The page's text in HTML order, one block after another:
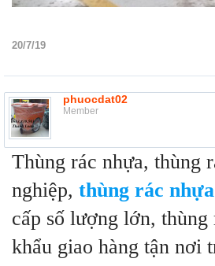
20/7/19
phuocdat02
Member
Thùng rác nhựa, thùng
nghiệp, thùng rác
cấp số lượng lớn, thùng
khẩu giao hàng tận nơi